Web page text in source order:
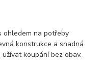
ohledem na potřeby
konstrukce a snadná
koupání bez obav.